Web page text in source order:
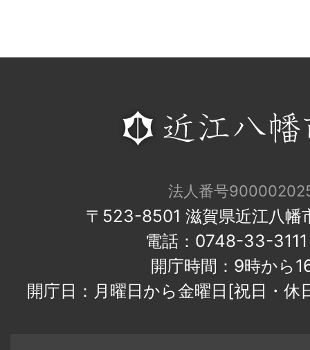
法人番号
〒523-8501 滋賀県近江八幡
電話：0748-33-
開庁時間：9時から
開庁日：月曜日から金曜日[祝日・